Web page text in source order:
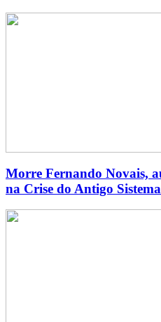
Morre Fernando Novais,
na Crise do Antigo